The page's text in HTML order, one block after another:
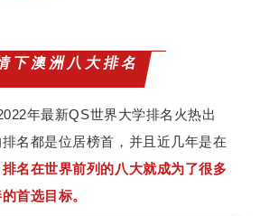
下澳洲八大排名
年最新QS世界大学排名火热出
名都是位居榜首，并且近几年是在
排名在世界前列的八大就成为了很多
首选目标。